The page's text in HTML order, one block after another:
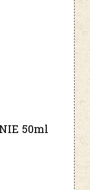
50ml